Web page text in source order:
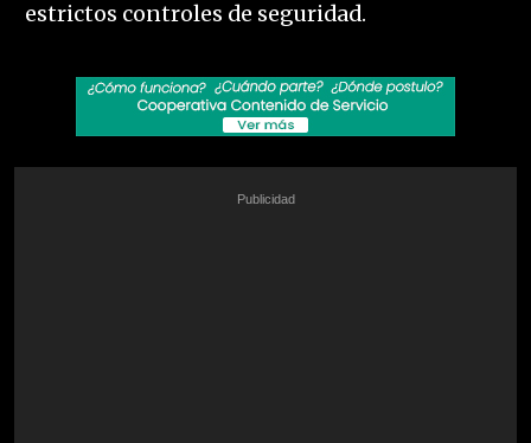
estrictos controles de seguridad.